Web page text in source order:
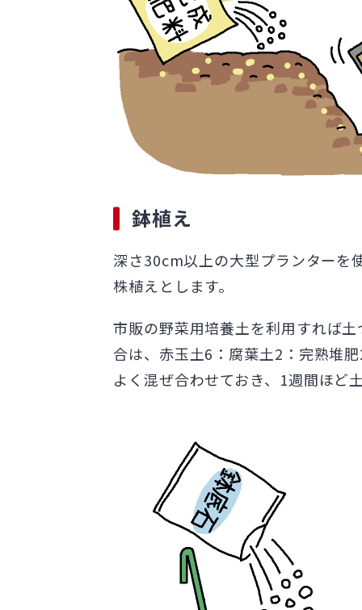
鉢植え
深さ30cm以上の大型プランターを
株植えとします。
市販の野菜用培養土を利用すれば
合は、赤玉土6：腐葉土2：完熟堆
よく混ぜ合わせておき、1週間ほど